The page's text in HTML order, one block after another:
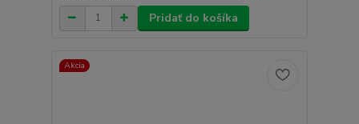
Pridať do košíka
Akcia